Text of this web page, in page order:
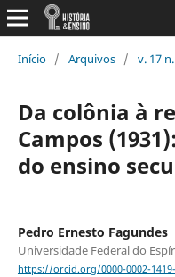
Início / Arquivos / v. 17
Da colônia à
Campos
do ensino
Pedro Ernesto Fagundes
Universidade Federal do
https://orcid.org/0000-0002-